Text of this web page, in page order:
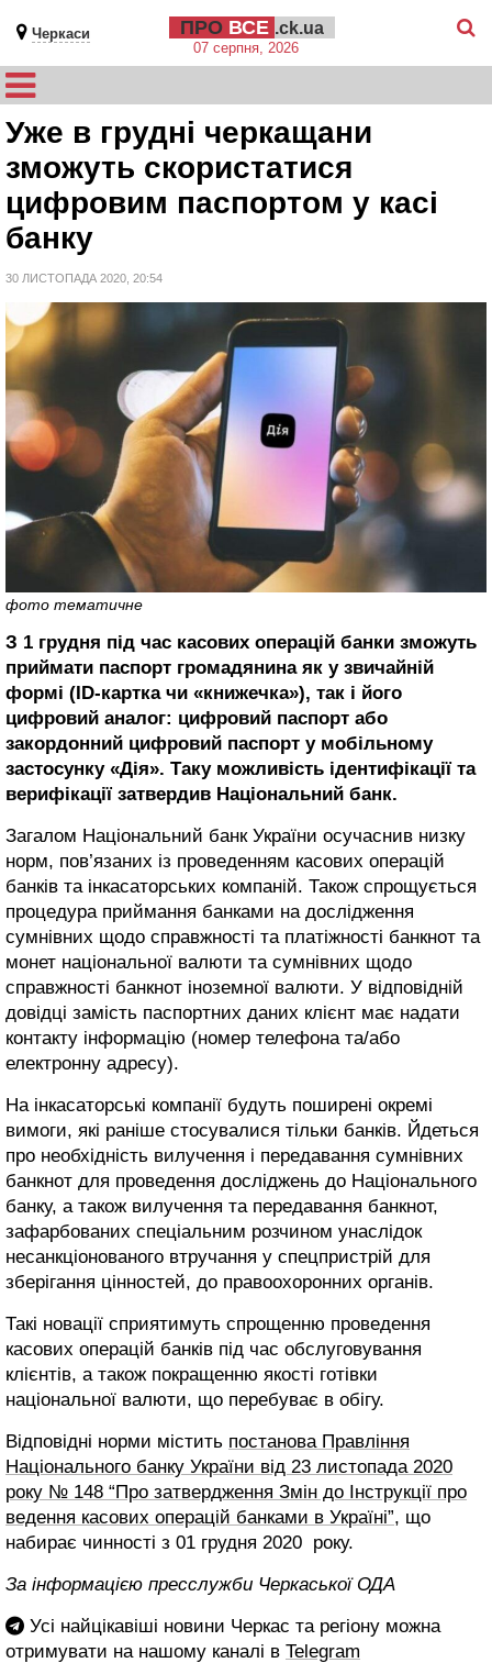
Черкаси ПРО ВСЕ .ck.ua
07 серпня, 2026
Уже в грудні черкащани
зможуть скористатися
цифровим паспортом у касі
банку
30 ЛИСТОПАДА 2020, 20:54
фото тематичне
З 1 грудня під час касових операцій банки зможуть
приймати паспорт громадянина як у звичайній
формі (ID-картка чи «книжечка»), так і його
цифровий аналог: цифровий паспорт або
закордонний цифровий паспорт у мобільному
застосунку «Дія». Таку можливість ідентифікації та
верифікації затвердив Національний банк.
Загалом Національний банк України осучаснив низку
норм, пов’язаних із проведенням касових операцій
банків та інкасаторських компаній. Також спрощується
процедура приймання банками на дослідження
сумнівних щодо справжності та платіжності банкнот та
монет національної валюти та сумнівних щодо
справжності банкнот іноземної валюти. У відповідній
довідці замість паспортних даних клієнт має надати
контакту інформацію (номер телефона та/або
електронну адресу).
На інкасаторські компанії будуть поширені окремі
вимоги, які раніше стосувалися тільки банків. Йдеться
про необхідність вилучення і передавання сумнівних
банкнот для проведення досліджень до Національного
банку, а також вилучення та передавання банкнот,
зафарбованих спеціальним розчином унаслідок
несанкціонованого втручання у спецпристрій для
зберігання цінностей, до правоохоронних органів.
Такі новації сприятимуть спрощенню проведення
касових операцій банків під час обслуговування
клієнтів, а також покращенню якості готівки
національної валюти, що перебуває в обігу.
Відповідні норми містить постанова Правління
Національного банку України від 23 листопада 2020
року № 148 “Про затвердження Змін до Інструкції про
ведення касових операцій банками в Україні”, що
набирає чинності з 01 грудня 2020 року.
За інформацією пресслужби Черкаської ОДА
Усі найцікавіші новини Черкас та регіону можна
отримувати на нашому каналі в Telegram